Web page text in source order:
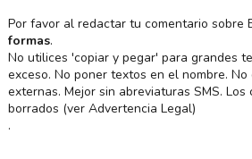
Por favor al redactar tu comentario sobre
formas.
No utilices 'copiar y pegar' para grandes
exceso. No poner textos en el nombre.
externas. Mejor sin abreviaturas SMS.
borrados (ver Advertencia Legal)
.